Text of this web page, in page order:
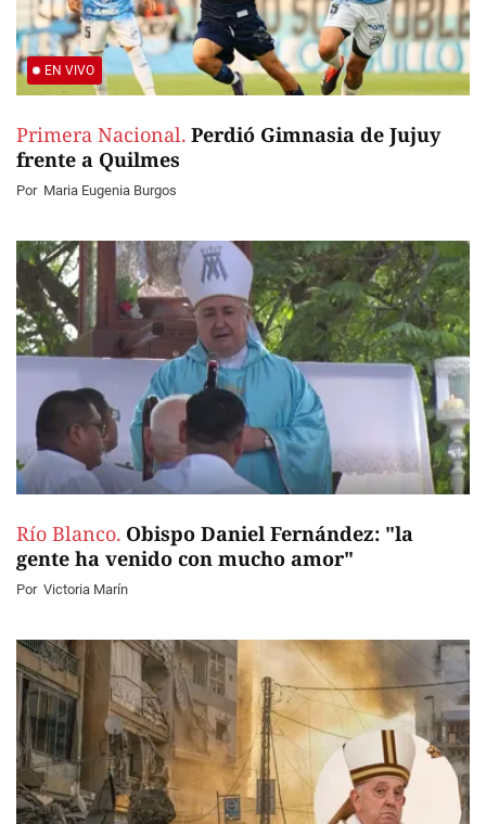
EN VIVO
Primera Nacional. Perdió Gimnasia de Jujuy
frente a Quilmes
Por Maria Eugenia Burgos
Río Blanco. Obispo Daniel Fernández: "la
gente ha venido con mucho amor"
Por Victoria Marín